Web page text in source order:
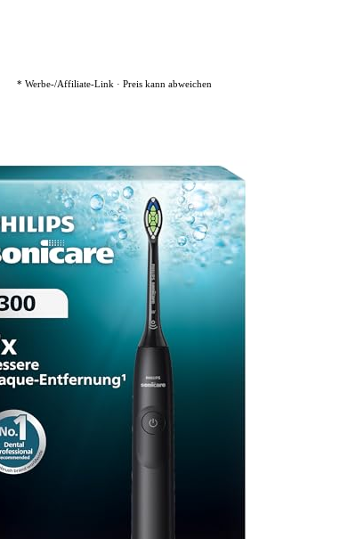
* Werbe-/Affiliate-Link · Preis kann abweichen